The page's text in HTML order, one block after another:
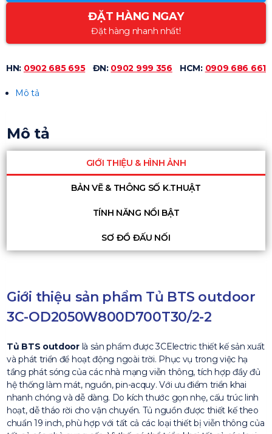
ĐẶT HÀNG NGAY
Đặt hàng nhanh nhất!
HN: 0902 685 695 ĐN: 0902 999 356 HCM: 0909 686 661
Mô tả
Mô tả
GIỚI THIỆU & HÌNH ẢNH
BẢN VẼ & THÔNG SỐ K.THUẬT
TÍNH NĂNG NỔI BẬT
SƠ ĐỒ ĐẤU NỐI
Giới thiệu sản phẩm Tủ BTS outdoor
3C-OD2050W800D700T30/2-2
Tủ BTS outdoorlà sản phẩm được 3CElectric thiết kế sản xuất
và phát triển để hoạt động ngoài trời. Phục vụ trong việc hạ
tầng phát sóng của các nhà mạng viễn thông, tích hợp đầy đủ
hệ thống làm mát, nguồn, pin-acquy. Với ưu điểm triển khai
nhanh chóng và dễ dàng. Do kích thước gọn nhẹ, cấu trúc linh
hoạt, dễ tháo rời cho vận chuyển. Tủ nguồn được thiết kế theo
chuẩn 19 inch, phù hợp với tất cả các loại thiết bị viễn thông của